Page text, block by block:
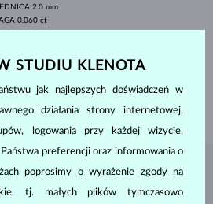
2.0 mm
0.060 ct
mm
mm
ZATELIER KLENOTA
STUDIU KLENOTA
jak najlepszych doświadczeń w
działania strony internetowej,
logowania przy każdej wizycie,
preferencji oraz informowania o
poprosimy o wyrażenie zgody na
tj. małych plików tymczasowo